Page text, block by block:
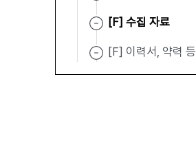
[F] 수집 자료
[F] 이력서, 약력 등